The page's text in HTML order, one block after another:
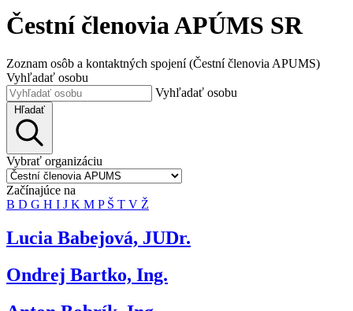
Čestní členovia APÚMS SR
Zoznam osôb a kontaktných spojení (Čestní členovia APUMS)
Vyhľadať osobu
Vyhľadať osobu
Hľadať
Vybrať organizáciu
Začínajúce na
B D G H I J K M P Š T V Ž
Lucia Babejová, JUDr.
Ondrej Bartko, Ing.